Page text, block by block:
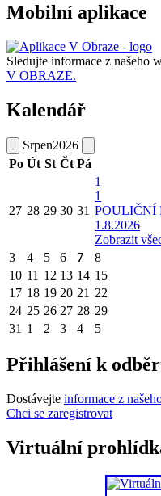
Mobilní aplikace
Sledujte informace z našeho
V OBRAZE.
Kalendář
Srpen2026
Po Út St Čt Pá
27 28 29 30 31
1
1
POULIČNÍ
1.8.2026
Zobrazit
3 4 5 6 7 8
10 11 12 13 14 15
17 18 19 20 21 22
24 25 26 27 28 29
31 1 2 3 4 5
Přihlášení k
Dostávejte informace z
Chci se zaregistrovat
Virtuální